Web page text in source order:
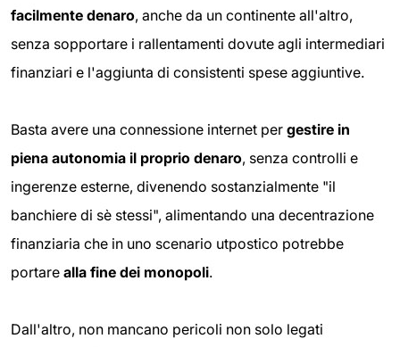
facilmente denaro, anche da un continente all'altro,
senza sopportare i rallentamenti dovute agli intermediari
finanziari e l'aggiunta di consistenti spese aggiuntive.
Basta avere una connessione internet per gestire in
piena autonomia il proprio denaro, senza controlli e
ingerenze esterne, divenendo sostanzialmente "il
banchiere di sè stessi", alimentando una decentrazione
finanziaria che in uno scenario utpostico potrebbe
portare alla fine dei monopoli.
Dall'altro, non mancano pericoli non solo legati